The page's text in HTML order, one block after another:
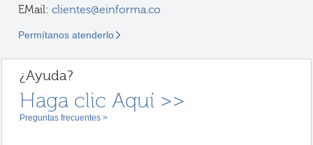
EMail: clientes@einforma.co
Permítanos atenderlo
¿Ayuda?
Haga clic Aquí >>
Preguntas frecuentes >